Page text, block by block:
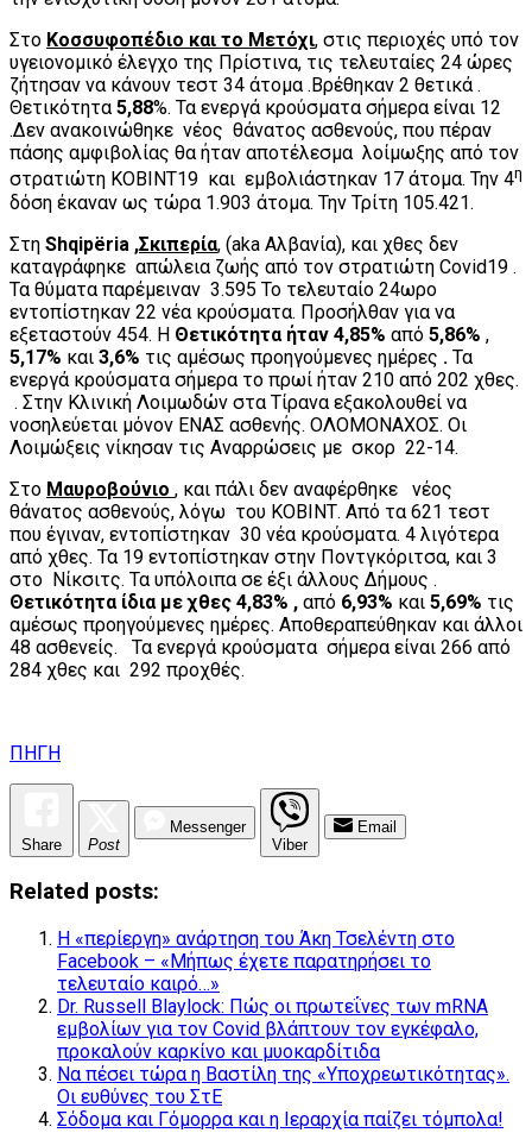
Στο Κοσσυφοπέδιο και το Μετόχι, στις περιοχές υπό τον
υγειονομικό έλεγχο της Πρίστινα, τις τελευταίες 24 ώρες
ζήτησαν να κάνουν τεστ 34 άτομα .Βρέθηκαν 2 θετικά .
Θετικότητα5,88%. Τα ενεργά κρούσματα σήμερα είναι 12
.Δεν ανακοινώθηκε νέος θάνατος ασθενούς, που πέραν
πάσης αμφιβολίας θα ήταν αποτέλεσμα λοίμωξης από τον
στρατιώτη ΚΟΒΙΝΤ19 και εμβολιάστηκαν 17 άτομα. Την 4η
δόση έκαναν ως τώρα 1.903 άτομα. Την Τρίτη 105.421.
Στη Shqipëria ,Σκιπερία, (aka Αλβανία), και χθες δεν
καταγράφηκε απώλεια ζωής από τον στρατιώτη Covid19 .
Τα θύματα παρέμειναν 3.595 Το τελευταίο 24ωρο
εντοπίστηκαν 22 νέα κρούσματα. Προσήλθαν για να
εξεταστούν 454. Η Θετικότητα ήταν 4,85% από 5,86% ,
5,17% και 3,6% τις αμέσως προηγούμενες ημέρες . Τα
ενεργά κρούσματα σήμερα το πρωί ήταν 210 από 202 χθες.
. Στην Κλινική Λοιμωδών στα Τίρανα εξακολουθεί να
νοσηλεύεται μόνον ΕΝΑΣ ασθενής. ΟΛΟΜΟΝΑΧΟΣ. Oι
Λοιμώξεις νίκησαν τις Αναρρώσεις με σκορ 22-14.
Στο Μαυροβούνιο , και πάλι δεν αναφέρθηκε νέος
θάνατος ασθενούς, λόγω του ΚΟΒΙΝΤ. Από τα 621 τεστ
που έγιναν, εντοπίστηκαν 30 νέα κρούσματα. 4 λιγότερα
από χθες. Τα 19 εντοπίστηκαν στην Ποντγκόριτσα, και 3
στο Νίκσιτς. Τα υπόλοιπα σε έξι άλλους Δήμους .
Θετικότητα ίδια με χθες 4,83% , από 6,93% και 5,69% τις
αμέσως προηγούμενες ημέρες. Αποθεραπεύθηκαν και άλλοι
48 ασθενείς. Τα ενεργά κρούσματα σήμερα είναι 266 από
284 χθες και 292 προχθές.
ΠΗΓΗ
Share Post
Messenger
Viber
Email
Related posts:
Η «περίεργη» ανάρτηση του Άκη Τσελέντη στο
Facebook – «Μήπως έχετε παρατηρήσει το
τελευταίο καιρό…»
Dr. Russell Blaylock: Πώς οι πρωτεΐνες των mRNA
εμβολίων για τον Covid βλάπτουν τον εγκέφαλο,
προκαλούν καρκίνο και μυοκαρδίτιδα
Να πέσει τώρα η Βαστίλη της «Υποχρεωτικότητας».
Οι ευθύνες του ΣτΕ
Σόδομα και Γόμορρα και η Ιεραρχία παίζει τόμπολα!